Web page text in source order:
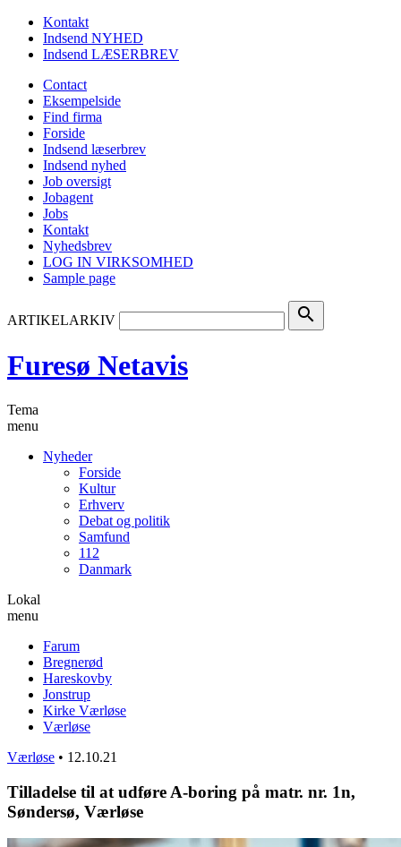
Kontakt
Indsend NYHED
Indsend LÆSERBREV
Contact
Eksempelside
Find firma
Forside
Indsend læserbrev
Indsend nyhed
Job oversigt
Jobagent
Jobs
Kontakt
Nyhedsbrev
LOG IN VIRKSOMHED
Sample page
ARTIKELARKIV search
Furesø Netavis
Tema
menu
Nyheder
Forside
Kultur
Erhverv
Debat og politik
Samfund
112
Danmark
Lokal
menu
Farum
Bregnerød
Hareskovby
Jonstrup
Kirke Værløse
Værløse
Værløse • 12.10.21
Tilladelse til at udføre A-boring på matr. nr. 1n,
Søndersø, Værløse